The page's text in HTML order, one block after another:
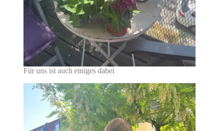
Für uns ist auch einiges dabei